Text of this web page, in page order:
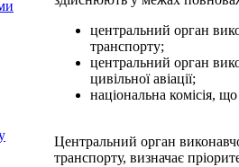
центральний орган
транспорту;
центральний орган
цивільної авіації;
національна комісія,
Центральний орган
транспорту, визначає